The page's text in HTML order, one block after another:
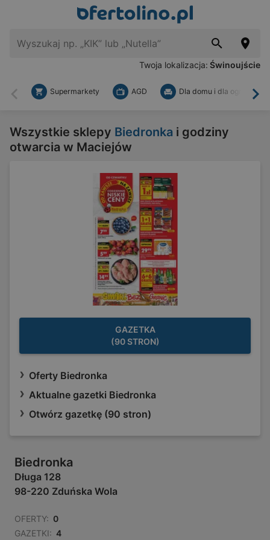
Twoja lokalizacja: Świnoujście
Wstecz
Supermarkety AGD Dla domu i dla ogrodu
Wszystkie sklepy Biedronka i godziny
otwarcia w Maciejów
GAZETKA
(90 STRON)
Oferty Biedronka
Aktualne gazetki Biedronka
Otwórz gazetkę (90 stron)
Biedronka
Długa 128
98-220 Zduńska Wola
OFERTY: 0
GAZETKI: 4